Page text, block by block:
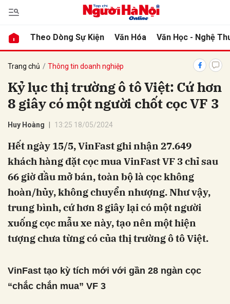
Theo Dòng Sự Kiện Văn Hóa Văn Học - Nghệ
Trang chủ Thông tin doanh nghiệp
Kỷ lục thị trường ô tô Việt: Cứ hơn
8 giây có một người chốt cọc VF 3
Huy Hoàng 13:25 18/05/2024
Hết ngày 15/5, VinFast ghi nhận 27.649
khách hàng đặt cọc mua VinFast VF 3 chỉ sau
66 giờ đầu mở bán, toàn bộ là cọc không
hoàn/hủy, không chuyển nhượng. Như vậy,
trung bình, cứ hơn 8 giây lại có một người
xuống cọc mẫu xe này, tạo nên một hiện
tượng chưa từng có của thị trường ô tô Việt.
VinFast tạo kỳ tích mới với gần 28 ngàn cọc
“chắc chắn mua” VF 3
luận
Hủy